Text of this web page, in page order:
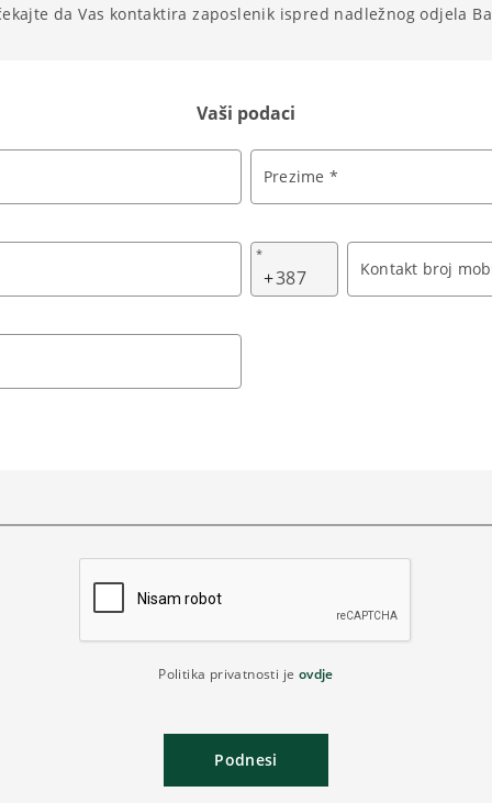
da Vas kontaktira zaposlenik ispred nadležnog odjela
Vaši podaci
Prezime *
*
+ Kontakt broj
Politika privatnosti je ovdje
Podnesi